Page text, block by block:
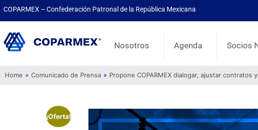
COPARMEX – Confederación Patronal de la República Mexicana
Nosotros Agenda Socios
Home » Comunicado de Prensa » Propone COPARMEX dialogar, ajustar
¡Oferta!